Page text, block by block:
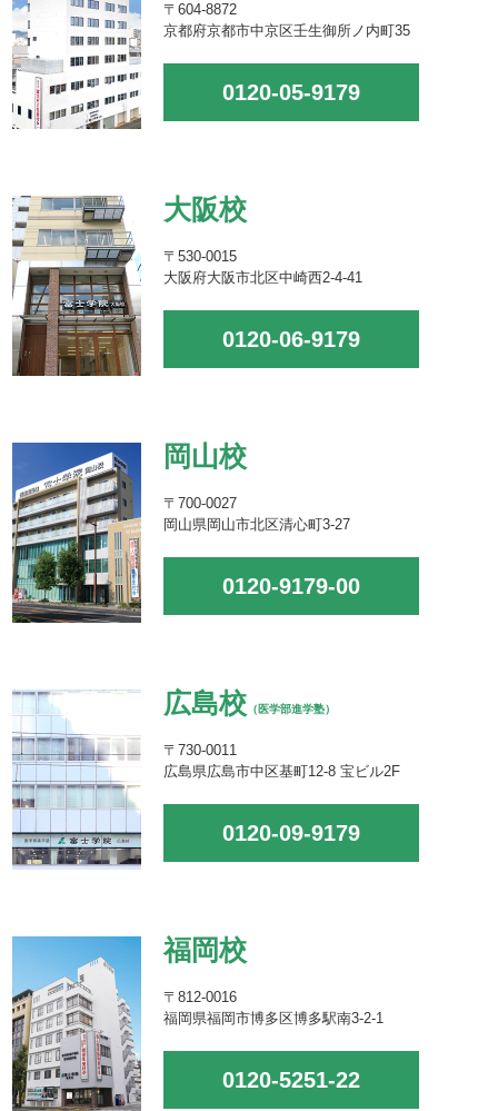
〒604-8872
京都府京都市中京区壬生御所ノ内町35
0120-05-9179
大阪校
〒530-0015
大阪府大阪市北区中崎西2-4-41
0120-06-9179
岡山校
〒700-0027
岡山県岡山市北区清心町3-27
0120-9179-00
広島校 （医学部進学塾）
〒730-0011
広島県広島市中区基町12-8 宝ビル2F
0120-09-9179
福岡校
〒812-0016
福岡県福岡市博多区博多駅南3-2-1
0120-5251-22